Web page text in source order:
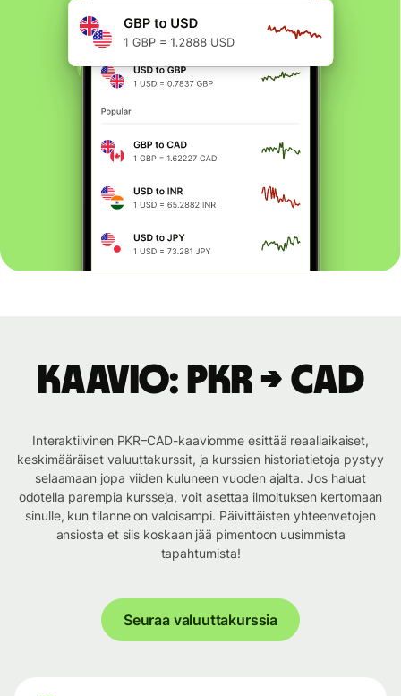
Kaavio: PKR → CAD
Interaktiivinen PKR–CAD-kaaviomme esittää reaaliaikaiset,
keskimääräiset valuuttakurssit, ja kurssien historiatietoja pystyy
selaamaan jopa viiden kuluneen vuoden ajalta. Jos haluat
odotella parempia kursseja, voit asettaa ilmoituksen kertomaan
sinulle, kun tilanne on valoisampi. Päivittäisten yhteenvetojen
ansiosta et siis koskaan jää pimentoon uusimmista
tapahtumista!
Seuraa valuuttakurssia